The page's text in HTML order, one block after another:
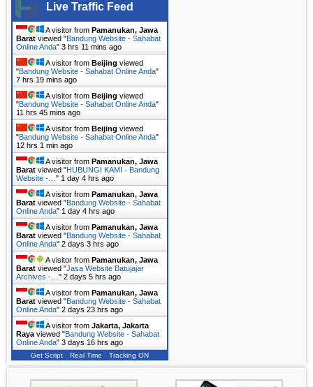
Live Traffic Feed
A visitor from Pamanukan, Jawa
Barat viewed "Bandung Website - Sahabat
Online Anda" 3 hrs 11 mins ago
A visitor from Beijing viewed
"Bandung Website - Sahabat Online Anda"
7 hrs 19 mins ago
A visitor from Beijing viewed
"Bandung Website - Sahabat Online Anda"
11 hrs 45 mins ago
A visitor from Beijing viewed
"Bandung Website - Sahabat Online Anda"
12 hrs 1 min ago
A visitor from Pamanukan, Jawa
Barat viewed "HUBUNGI KAMI - Bandung
Website -… " 1 day 4 hrs ago
A visitor from Pamanukan, Jawa
Barat viewed "Bandung Website - Sahabat
Online Anda" 1 day 4 hrs ago
A visitor from Pamanukan, Jawa
Barat viewed "Bandung Website - Sahabat
Online Anda" 2 days 3 hrs ago
A visitor from Pamanukan, Jawa
Barat viewed "Jasa Website Batujajar
Archives -… " 2 days 5 hrs ago
A visitor from Pamanukan, Jawa
Barat viewed "Bandung Website - Sahabat
Online Anda" 2 days 23 hrs ago
A visitor from Jakarta, Jakarta
Raya viewed "Bandung Website - Sahabat
Online Anda" 3 days 16 hrs ago
Get Script Real Time Tracking ON